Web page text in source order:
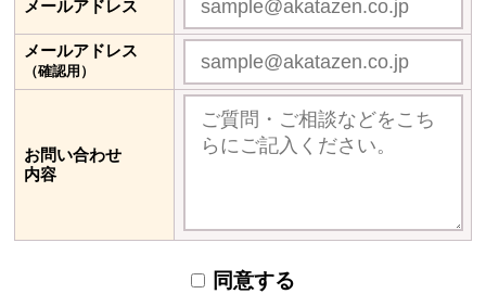
メールアドレス
メールアドレス
（確認用）
お問い合わせ
内容
同意する